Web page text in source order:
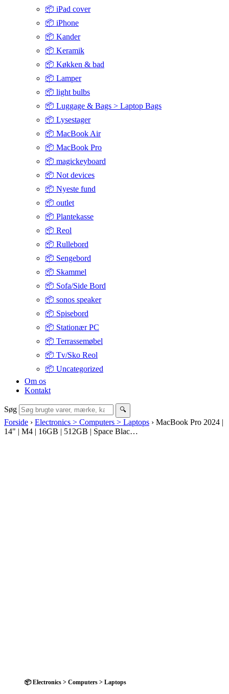
📦 iPad cover
📦 iPhone
📦 Kander
📦 Keramik
📦 Køkken & bad
📦 Lamper
📦 light bulbs
📦 Luggage & Bags > Laptop Bags
📦 Lysestager
📦 MacBook Air
📦 MacBook Pro
📦 magickeyboard
📦 Not devices
📦 Nyeste fund
📦 outlet
📦 Plantekasse
📦 Reol
📦 Rullebord
📦 Sengebord
📦 Skammel
📦 Sofa/Side Bord
📦 sonos speaker
📦 Spisebord
📦 Stationær PC
📦 Terrassemøbel
📦 Tv/Sko Reol
📦 Uncategorized
Om os
Kontakt
Søg 🔍
Forside › Electronics > Computers > Laptops › MacBook Pro 2024 |
14" | M4 | 16GB | 512GB | Space Blac…
📦 Electronics > Computers > Laptops